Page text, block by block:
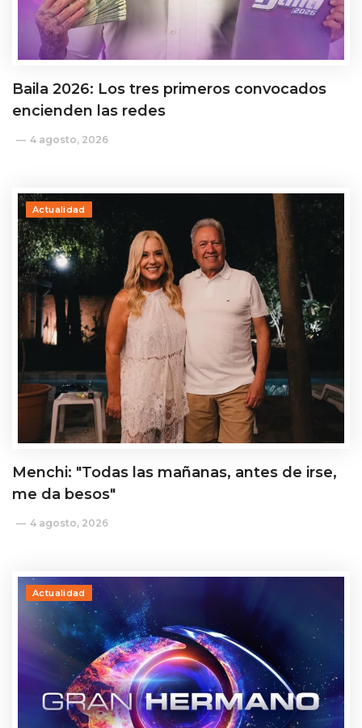
Baila 2026: Los tres primeros convocados
encienden las redes
4 agosto, 2026
Actualidad
Menchi: "Todas las mañanas, antes de irse,
me da besos"
4 agosto, 2026
Actualidad